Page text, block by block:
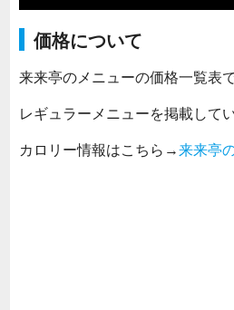
価格について
来来亭のメニューの価格一覧表で
レギュラーメニューを掲載してい
カロリー情報はこちら→来来亭